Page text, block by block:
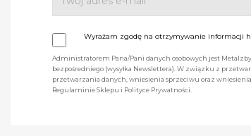
Wyrażam zgodę na otrzymywanie informacji
Administratorem Pana/Pani danych osobowych jest
bezpośredniego (wysyłka Newslettera). W związku z
przetwarzania danych, wniesienia sprzeciwu oraz
Regulaminie Sklepu i Polityce Prywatności.